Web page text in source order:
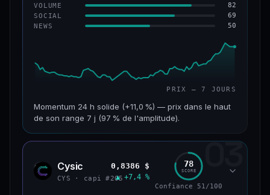
CONFIANCE 64/100
VOLUME 82
SOCIAL 69
NEWS 50
PRIX — 7 JOURS
Momentum 24 h solide (+11,0 %) — prix dans le haut
de son range 7 j (97 % de l'amplitude).
CAP. MARCHÉ VOLUME 24 H
VAR. 7 J VAR. 30 J
+2,1 %
03
CYS Cysic
CYS · capi #205
0,8386 $
▲ +7,4 %
78
SCORE
Confiance 51/100